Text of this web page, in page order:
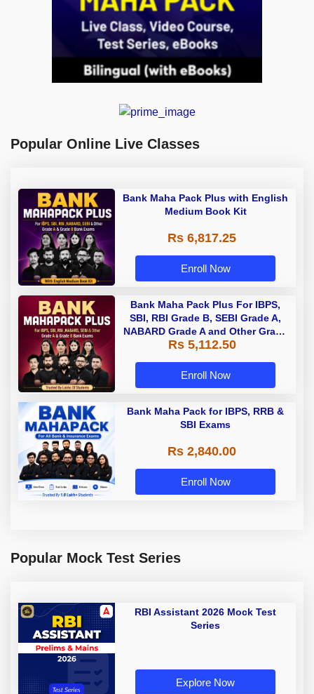
Popular Online Live Classes
Bank Maha Pack Plus with English
Medium Book Kit
Rs 6,817.25
Enroll Now
Bank Maha Pack Plus For IBPS,
SBI, RBI Grade B, SEBI Grade A,
NABARD Grade A and Other Grade
A & Grade B Bank Exams
Rs 5,112.50
Enroll Now
Bank Maha Pack for IBPS, RRB &
SBI Exams
Rs 2,840.00
Enroll Now
Popular Mock Test Series
RBI Assistant 2026 Mock Test
Series
Explore Now